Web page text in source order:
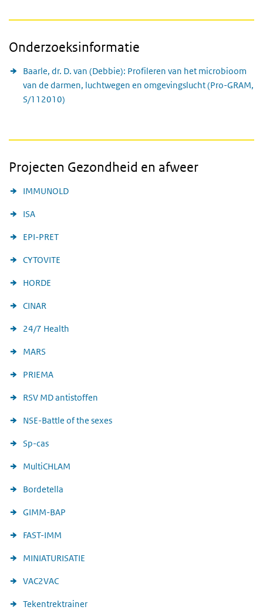
Onderzoeksinformatie
Baarle, dr. D. van (Debbie): Profileren van het microbioom
van de darmen, luchtwegen en omgevingslucht (Pro-GRAM,
S/112010)
Projecten Gezondheid en afweer
IMMUNOLD
ISA
EPI-PRET
CYTOVITE
HORDE
CINAR
24/7 Health
MARS
PRIEMA
RSV MD antistoffen
NSE-Battle of the sexes
Sp-cas
MultiCHLAM
Bordetella
GIMM-BAP
FAST-IMM
MINIATURISATIE
VAC2VAC
Tekentrektrainer